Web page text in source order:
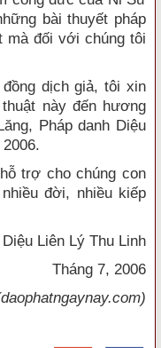
bài thuyết pháp
đối với chúng tôi
dịch giả, tôi xin
này đến hương
Pháp danh Diệu
trợ cho chúng con
đời, nhiều kiếp
Diệu Liên Lý Thu Linh
Tháng 7, 2006